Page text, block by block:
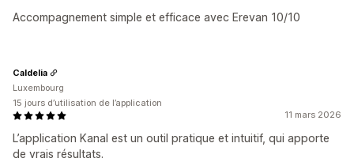
Accompagnement simple et efficace avec Erevan 10/10
11 mars 2026
L’application Kanal est un outil pratique et intuitif, qui apporte
de vrais résultats.
Caldelia
Luxembourg
15 jours d’utilisation de l’application